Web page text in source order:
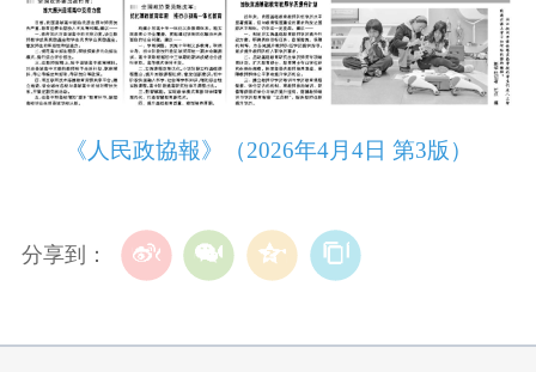
《人民政協報》（2026年4月4日 第3版）
分享到：